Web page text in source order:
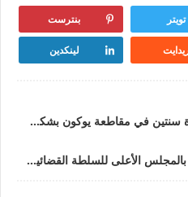
تويتر بنترست
لينكدين
التقديم على عقود عمل كندا لمدة سنتين في مقاطعة يوكون بشكل رسمي 2025
مباراة توظيف 43 ملحق قضائي بالمجلس الأعلى للسلطة القضائية آخر أجل 15 شتنبر 2025